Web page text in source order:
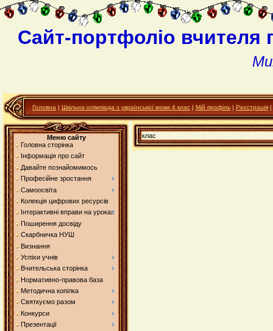
Сайт-портфоліо вчителя
Головна | Шкільна олімпіада з української мови 4 клас | Мій профіль | Реєстрація |
Меню сайту
Головна сторінка
Інформація про сайт
Давайте познайомимось
Професійне зростання
Самоосвіта
Колекція цифрових ресурсів
Інтерактивні вправи на уроках
Поширення досвіду
Скарбничка НУШ
Визнання
Успіхи учнів
Вчительська сторінка
Нормативно-правова база
Методична копілка
Святкуємо разом
Конкурси
Презентації
клас